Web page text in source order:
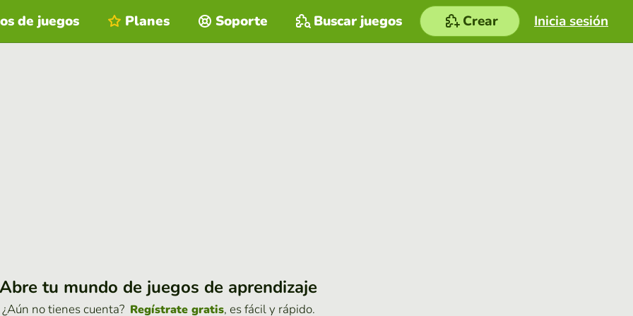
Inicia sesión
de juegos Planes Soporte Buscar juegos Crear
Abre tu mundo de juegos de aprendizaje
¿Aún no tienes cuenta? Regístrate gratis, es fácil y rápido.